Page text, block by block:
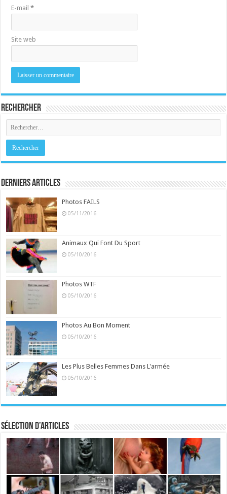
E-mail*
Site web
Rechercher
Derniers Articles
Photos FAILS
05/11/2016
Animaux Qui Font Du Sport
05/10/2016
Photos WTF
05/10/2016
Photos Au Bon Moment
05/10/2016
Les Plus Belles Femmes Dans L'armée
05/10/2016
Sélection d’articles